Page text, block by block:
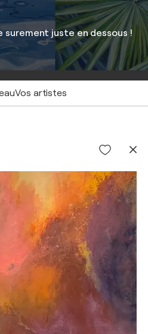
juste en dessous !
Vos artistes